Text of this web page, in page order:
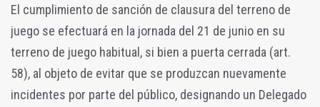
El cumplimiento de sanción de clausura del terreno de
juego se efectuará en la jornada del 21 de junio en su
terreno de juego habitual, si bien a puerta cerrada (art.
58), al objeto de evitar que se produzcan nuevamente
incidentes por parte del público, designando un Delegado